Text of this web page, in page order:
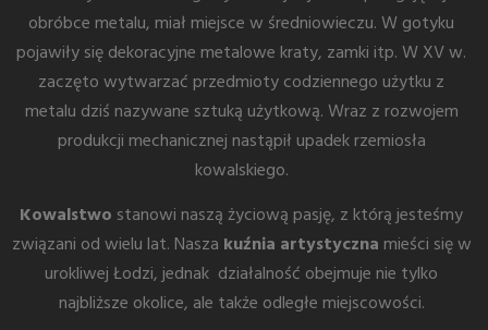
obróbce metalu, miał miejsce w średniowieczu. W gotyku
pojawiły się dekoracyjne metalowe kraty, zamki itp. W XV w.
zaczęto wytwarzać przedmioty codziennego użytku z
metalu dziś nazywane sztuką użytkową. Wraz z rozwojem
produkcji mechanicznej nastąpił upadek rzemiosła
kowalskiego.
Kowalstwo stanowi naszą życiową pasję, z którą jesteśmy
związani od wielu lat. Nasza kuźnia artystyczna mieści się w
urokliwej Łodzi, jednak działalność obejmuje nie tylko
najbliższe okolice, ale także odległe miejscowości.